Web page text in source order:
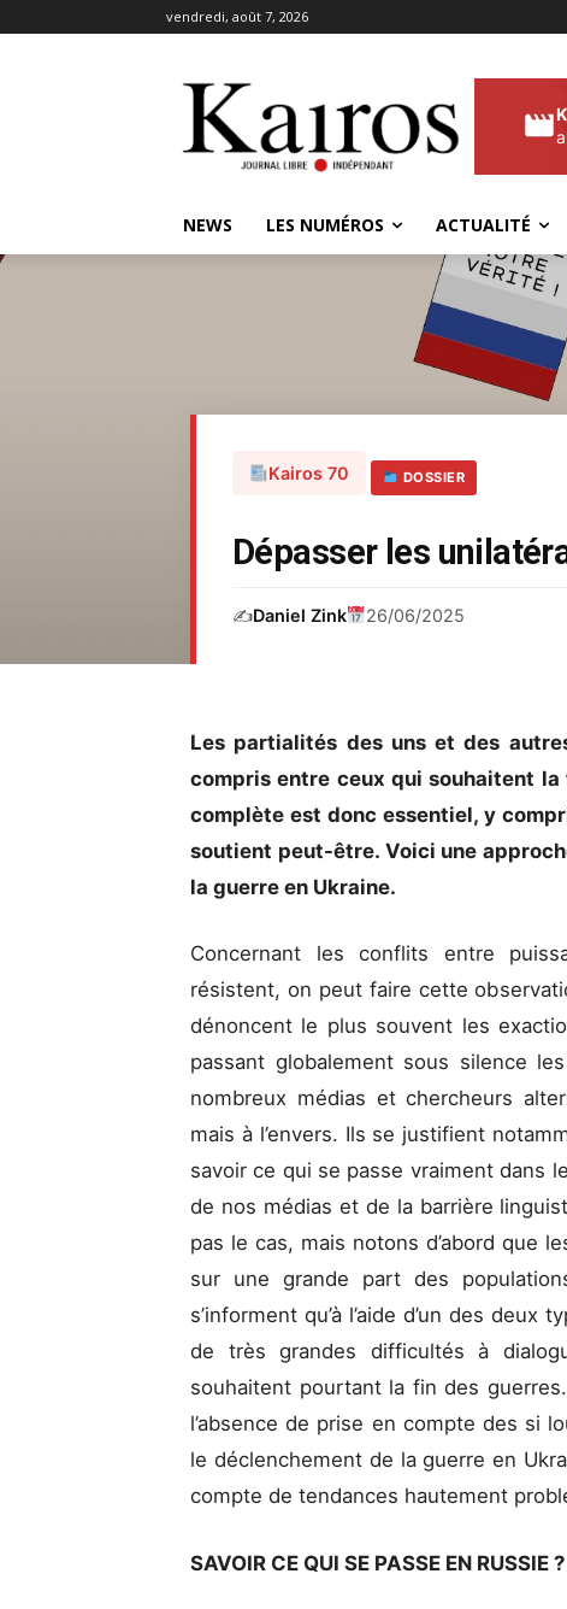
vendredi, août 7, 2026
NEWS LES NUMÉROS ACTUALITÉ
Kairos 70 DOSSIER
Dépasser les
✍️Daniel Zink 26/06/2025
Les partialités des uns et des
compris entre ceux qui souhaitent la
complète est donc essentiel, y
soutient peut-être. Voici une
la guerre en Ukraine.
Concernant les conflits entre
résistent, on peut faire cette
dénoncent le plus souvent les
passant globalement sous silence
nombreux médias et chercheurs
mais à l’envers. Ils se justifient
savoir ce qui se passe vraiment dans
de nos médias et de la barrière
pas le cas, mais notons d’abord que
sur une grande part des
s’informent qu’à l’aide d’un des
de très grandes difficultés à
souhaitent pourtant la fin des
l’absence de prise en compte des si
le déclenchement de la guerre en
compte de tendances hautement
SAVOIR CE QUI SE PASSE EN RUSSIE ?